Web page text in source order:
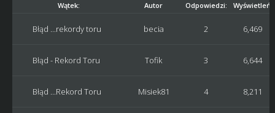
Wątek: Autor Odpowiedzi: Wyświetleń:
Błąd ...rekordy toru becia 2 6,469
Błąd - Rekord Toru Tofik 3 6,644
Błąd ...Rekord Toru Misiek81 4 8,211